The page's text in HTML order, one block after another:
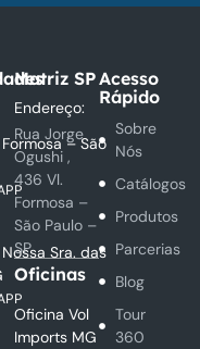
– São
Sra. das
Matriz SP
Endereço:
Rua Jorge
Ogushi ,
436 Vl.
Formosa –
São Paulo –
SP
Oficinas
Oficina Vol
Imports MG
Acesso
Rápido
Sobre
Nós
Catálogos
Produtos
Parcerias
Blog
Tour
360